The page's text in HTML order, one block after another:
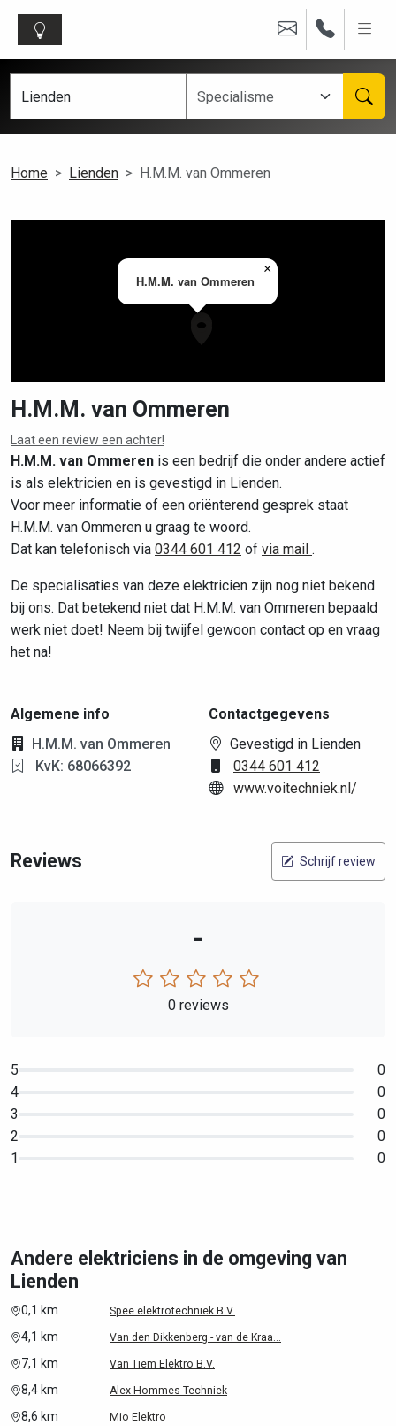
Home Lienden H.M.M. van Ommeren
H.M.M. van Ommeren
×
Leaflet|©OpenStreetMapcontributors
H.M.M. van Ommeren
Laat een review een achter!
H.M.M. van Ommeren is een bedrijf die onder andere actief
is als elektricien en is gevestigd in Lienden.
Voor meer informatie of een oriënterend gesprek staat
H.M.M. van Ommeren u graag te woord.
Dat kan telefonisch via 0344 601 412 of via mail .
De specialisaties van deze elektricien zijn nog niet bekend
bij ons. Dat betekend niet dat H.M.M. van Ommeren bepaald
werk niet doet! Neem bij twijfel gewoon contact op en vraag
het na!
Algemene info
H.M.M. van Ommeren
KvK: 68066392
Contactgegevens
Gevestigd in Lienden
0344 601 412
www.voitechniek.nl/
Reviews Schrijf review
-
0 reviews
5
0
4
0
3
0
2
0
1
0
Andere elektriciens in de omgeving van
Lienden
0,1 km Spee elektrotechniek B.V.
4,1 km Van den Dikkenberg - van de Kraa...
7,1 km Van Tiem Elektro B.V.
8,4 km Alex Hommes Techniek
8,6 km Mio Elektro